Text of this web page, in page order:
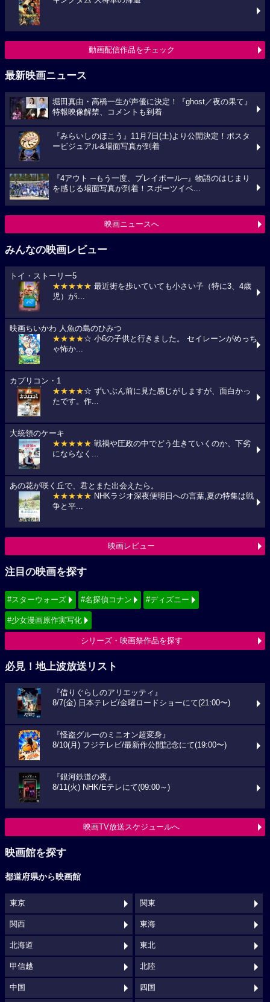
動画配信作品をチェック
最新映画ニュース
堀田真由・高橋一生が声優に決定！『ghost／夜の果て』
特報映像解禁、コメントも到着
『みらいしのほこう』11月7日(土)より公開決定！ポスタ
ービジュアル&場面写真が到着
『4アウト ─もう一度、プレイボール─』物語のはじまり
を感じる場面写真が到着！スポーツイベ...
映画ニュースへ
みんなの映画レビュー
トイ・ストーリー5
★★★★★ 最近街を歩いていても小さい子（特に3、4歳
児）がi...
映画ちいかわ 人魚の島のひみつ
★★★★☆ 小6の子供と行きました。 セイレーンがめっち
ゃ怖か...
カプリコン・1
★★★★☆ ずいぶん前に見た感じがしますが、面白かっ
たです。作...
大統領のケーキ
★★★★★ 戦禍や圧政の中でどう生きていくのか、下劣
にならなく...
あの花が咲く丘で、君とまた出会えたら。
★★★★★ NHKラジオ深夜便明日への言葉,夏の特集は戦
争と平...
映画レビュー
注目の映画を探す
#スターウォーズ #名探偵コナン #ディズニー
#少女漫画原作実写化
シリーズ・映画祭作品を探す
必見！地上波放送リスト
『借りぐらしのアリエッティ』
8/7(金) 日本テレビ/金曜ロードショーにて(21:00〜)
『怪盗グルーのミニオン超変身』
8/10(月) フジテレビ/最新作公開記念にて(19:00〜)
『銀河鉄道の夜』
8/11(火) NHK/Eテレにて(09:00～)
映画TV放送スケジュールへ
映画館を探す
都道府県から映画館
東京 関東
関西 東海
北海道 東北
甲信越 北陸
中国 四国